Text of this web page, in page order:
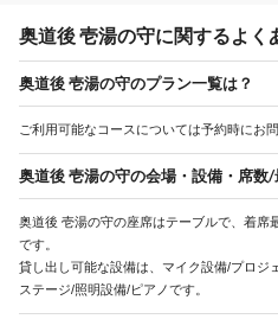
奥道後 壱湯の守に関するよく
奥道後 壱湯の守のプラン一覧は？
ご利用可能なコースについては予約時にお
奥道後 壱湯の守の会場・設備・席数/
奥道後 壱湯の守の座席はテーブルで、着席
です。
貸し出し可能な設備は、マイク設備/プロジ
ステージ/照明設備/ピアノです。